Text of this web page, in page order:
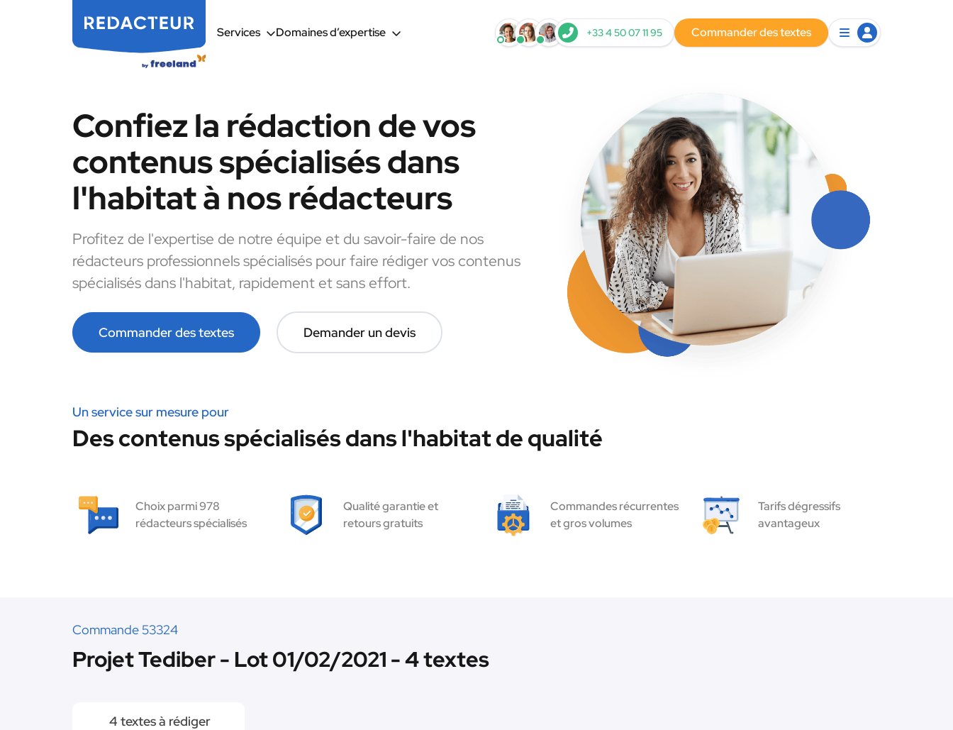
Services Domaines d’expertise +33 4 50 07 11 95 Commander des textes
Confiez la rédaction de vos
contenus spécialisés dans
l'habitat à nos rédacteurs
Profitez de l'expertise de notre équipe et du savoir-faire de nos
rédacteurs professionnels spécialisés pour faire rédiger vos contenus
spécialisés dans l'habitat, rapidement et sans effort.
Commander des textes Demander un devis
Un service sur mesure pour
Des contenus spécialisés dans l'habitat de qualité
Choix parmi 978
rédacteurs spécialisés
Qualité garantie et
retours gratuits
Commandes récurrentes
et gros volumes
Tarifs dégressifs
avantageux
Commande 53324
Projet Tediber - Lot 01/02/2021 - 4 textes
4 textes à rédiger